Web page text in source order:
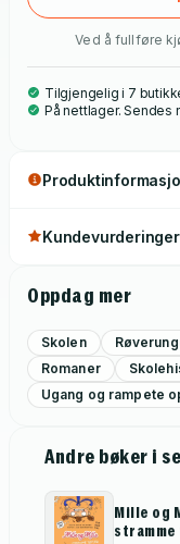
Ved å fullføre
Tilgjengelig i 7
På nettlager. Sendes
Kundevurderinger
Oppdag mer
Skolen
Romaner
Ugang og rampete
Andre bøker i
Mille og